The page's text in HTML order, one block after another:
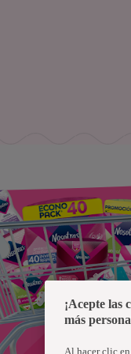
¡Acepte las
más
Al hacer clic